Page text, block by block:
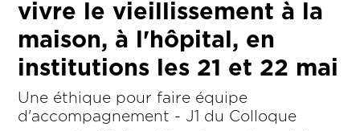
vivre le vieillissement à la
maison, à l'hôpital, en
institutions les 21 et 22 mai
Une éthique pour faire équipe
d'accompagnement - J1 du Colloque